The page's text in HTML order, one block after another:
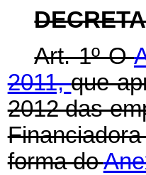
Art. 1º O
2011,que
2012 das
forma do